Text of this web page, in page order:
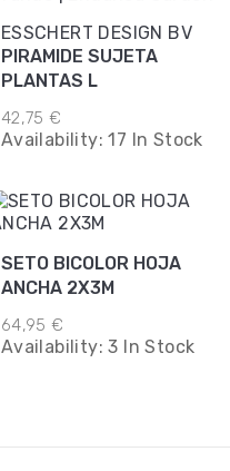
ESSCHERT DESIGN BV
PIRAMIDE SUJETA
PLANTAS L
42,75 €
Availability:17 In Stock
SETO BICOLOR HOJA
ANCHA 2X3M
64,95 €
Availability:3 In Stock